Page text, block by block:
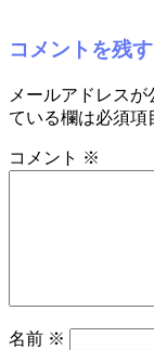
コメントを残す
メールアドレスが
ている欄は必須項
コメント ※
名前 ※